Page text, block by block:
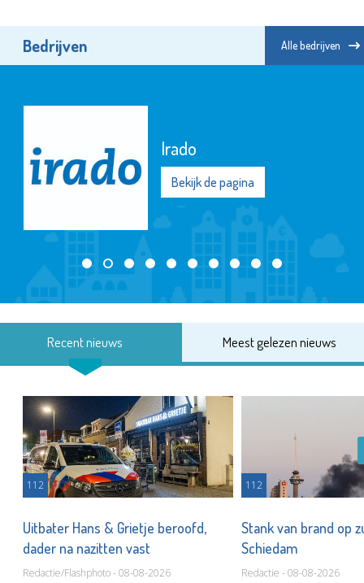
Bedrijven Alle bedrijven
Stichting Elckerlyc
Bekijk de pagina
Recent nieuws Meest gelezen nieuws
112
Uitbater Hans & Grietje beroofd,
dader na nazitten vast
Redactie/Flashphoto - 08-08-2026
112
Stank van brand op
Schiedam
Redactie - 08-08-2026